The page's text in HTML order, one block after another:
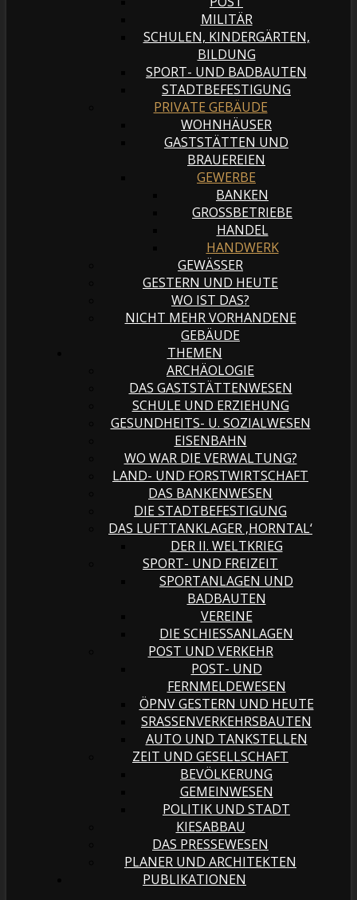
MILITÄR
SCHULEN, KINDERGÄRTEN,
BILDUNG
SPORT- UND BADBAUTEN
STADTBEFESTIGUNG
PRIVATE GEBÄUDE
WOHNHÄUSER
GASTSTÄTTEN UND
BRAUEREIEN
GEWERBE
BANKEN
GROSSBETRIEBE
HANDEL
HANDWERK
GEWÄSSER
GESTERN UND HEUTE
WO IST DAS?
NICHT MEHR VORHANDENE
GEBÄUDE
THEMEN
ARCHÄOLOGIE
DAS GASTSTÄTTENWESEN
SCHULE UND ERZIEHUNG
GESUNDHEITS- U. SOZIALWESEN
EISENBAHN
WO WAR DIE VERWALTUNG?
LAND- UND FORSTWIRTSCHAFT
DAS BANKENWESEN
DIE STADTBEFESTIGUNG
DAS LUFTTANKLAGER ‚HORNTAL‘
DER II. WELTKRIEG
SPORT- UND FREIZEIT
SPORTANLAGEN UND
BADBAUTEN
VEREINE
DIE SCHIESSANLAGEN
POST UND VERKEHR
POST- UND
FERNMELDEWESEN
ÖPNV GESTERN UND HEUTE
SRASSENVERKEHRSBAUTEN
AUTO UND TANKSTELLEN
ZEIT UND GESELLSCHAFT
BEVÖLKERUNG
GEMEINWESEN
POLITIK UND STADT
KIESABBAU
DAS PRESSEWESEN
PLANER UND ARCHITEKTEN
PUBLIKATIONEN